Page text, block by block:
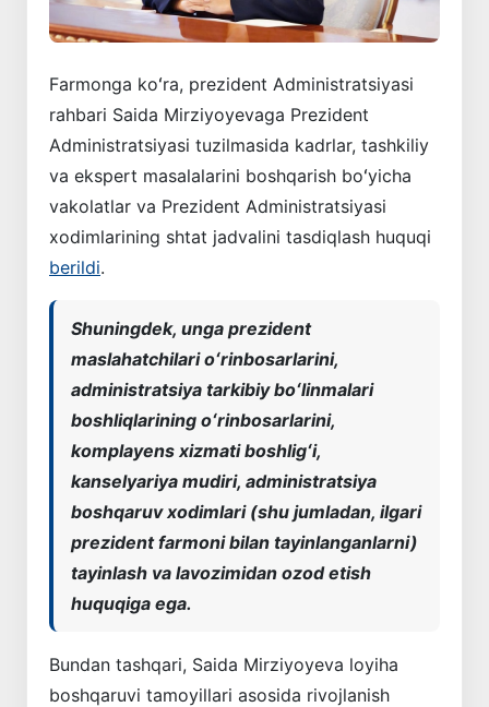
Farmonga koʻra, prezident Administratsiyasi
rahbari Saida Mirziyoyevaga Prezident
Administratsiyasi tuzilmasida kadrlar, tashkiliy
va ekspert masalalarini boshqarish boʻyicha
vakolatlar va Prezident Administratsiyasi
xodimlarining shtat jadvalini tasdiqlash huquqi
berildi.
Shuningdek, unga prezident
maslahatchilari oʻrinbosarlarini,
administratsiya tarkibiy boʻlinmalari
boshliqlarining oʻrinbosarlarini,
komplayens xizmati boshligʻi,
kanselyariya mudiri, administratsiya
boshqaruv xodimlari (shu jumladan, ilgari
prezident farmoni bilan tayinlanganlarni)
tayinlash va lavozimidan ozod etish
huquqiga ega.
Bundan tashqari, Saida Mirziyoyeva loyiha
boshqaruvi tamoyillari asosida rivojlanish